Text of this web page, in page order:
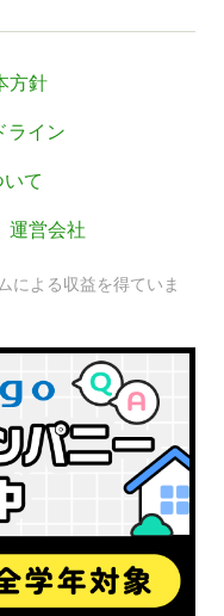
方針
ライン
て
運営会社
による収益を得ていま